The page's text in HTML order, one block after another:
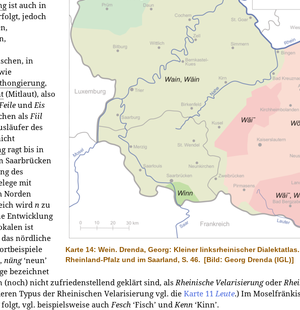
Karte 14: Wein. Drenda, Georg: Kleiner linksrheinischer
Rheinland-Pfalz und im Saarland, S. 46. [Bild: Georg Drenda (IGL)]
ist auch in
jedoch
in
,
(Mitlaut), also
undEis
alsFiil
des
ragt bis in
Saarbrücken
des
mit
Norden
wird n zu
Entwicklung
ist
nördliche
nüng‘neun’
bezeichnet
(noch) nicht zufriedenstellend geklärt sind, alsRheinische Velarisierungoder
Typus der Rheinischen Velarisierung vgl. die Karte 11Leute.) Im
folgt, vgl. beispielsweise auchFesch ‘Fisch’ undKenn ‘Kinn’.